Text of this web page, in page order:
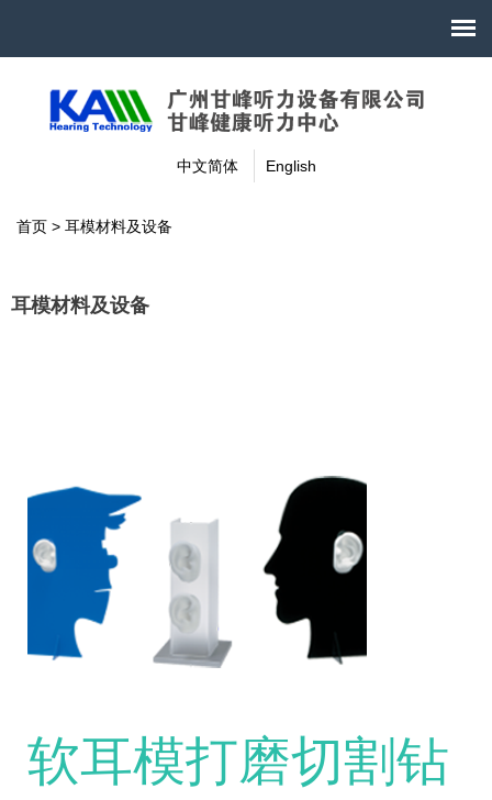
中文简体 English
首页 > 耳模材料及设备
耳模材料及设备
软耳模打磨切割钻